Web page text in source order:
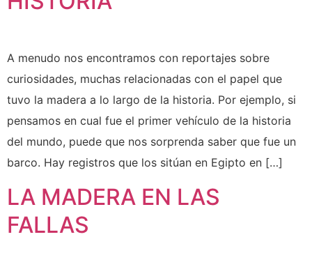
A menudo nos encontramos con reportajes sobre
curiosidades, muchas relacionadas con el papel que
tuvo la madera a lo largo de la historia. Por ejemplo, si
pensamos en cual fue el primer vehículo de la historia
del mundo, puede que nos sorprenda saber que fue un
barco. Hay registros que los sitúan en Egipto en […]
LA MADERA EN LAS
FALLAS